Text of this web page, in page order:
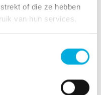
of die ze hebben
van hun services.
verankerd in de
trams, light-
en vertrouwd
van het collectief
over de weg in Den